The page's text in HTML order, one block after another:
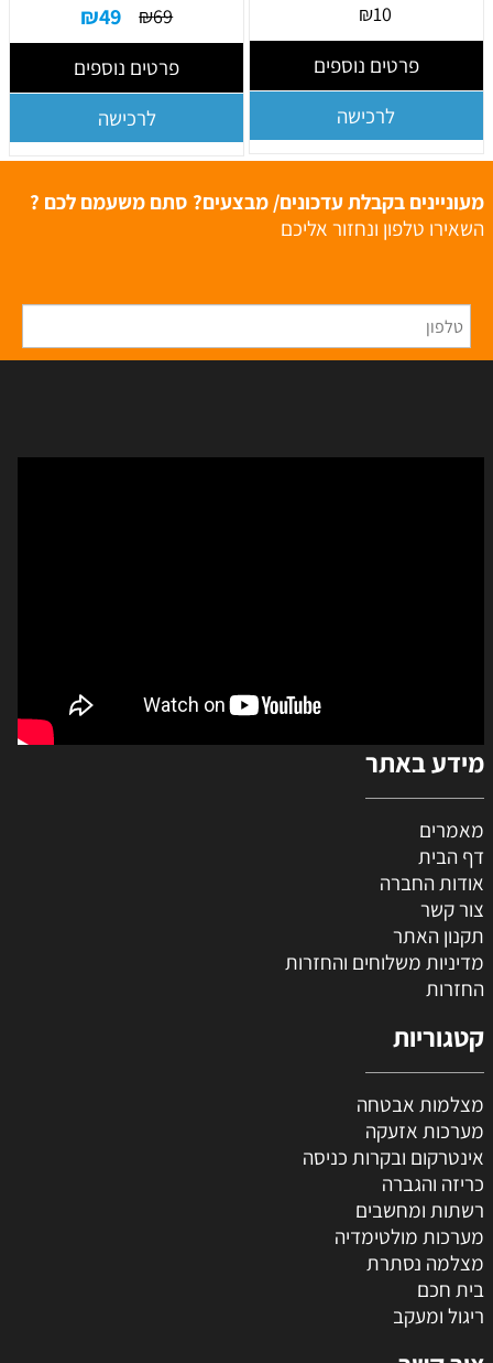
₪10
פרטים נוספים
לרכישה
₪69
₪49
פרטים נוספים
לרכישה
מעוניינים בקבלת עדכונים/ מבצעים? סתם משעמם לכם ?
השאירו טלפון ונחזור אליכם
מידע באתר
מאמרים
דף הבית
אודות החברה
צור קשר
תקנון האתר
מדיניות משלוחים והחזרות
החזרות
קטגוריות
מצלמות אבטחה
מערכות אזעקה
אינטרקום ובקרות כניסה
כריזה והגברה
רשתות ומחשבים
מערכות מולטימדיה
מצלמה נסתרת
בית חכם
ריגול ומעקב